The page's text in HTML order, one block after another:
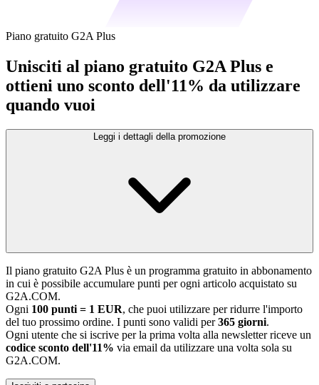
Piano gratuito G2A Plus
Unisciti al piano gratuito G2A Plus e
ottieni uno sconto dell'11% da utilizzare
quando vuoi
Leggi i dettagli della promozione
Il piano gratuito G2A Plus è un programma gratuito in abbonamento
in cui è possibile accumulare punti per ogni articolo acquistato su
G2A.COM.
Ogni 100 punti = 1 EUR, che puoi utilizzare per ridurre l'importo
del tuo prossimo ordine. I punti sono validi per365 giorni.
Ogni utente che si iscrive per la prima volta alla newsletter riceve un
codice sconto dell'11% via email da utilizzare una volta sola su
G2A.COM.